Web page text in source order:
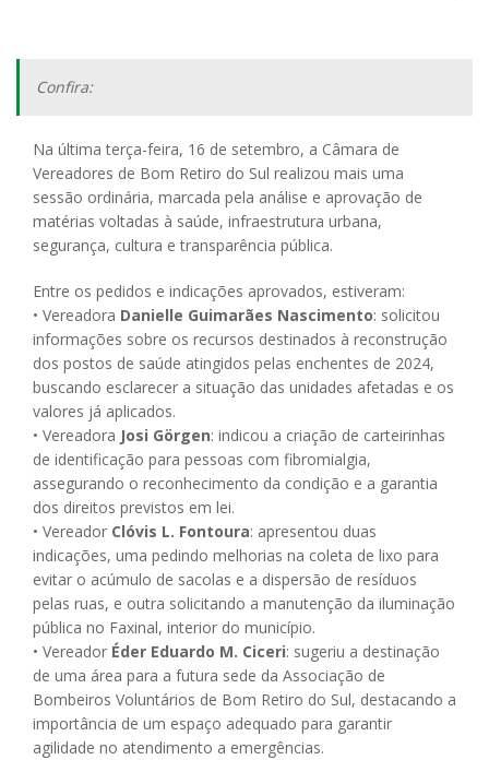
Confira:
Na última terça-feira, 16 de setembro, a Câmara de
Vereadores de Bom Retiro do Sul realizou mais uma
sessão ordinária, marcada pela análise e aprovação de
matérias voltadas à saúde, infraestrutura urbana,
segurança, cultura e transparência pública.
Entre os pedidos e indicações aprovados, estiveram:
• Vereadora Danielle Guimarães Nascimento: solicitou
informações sobre os recursos destinados à reconstrução
dos postos de saúde atingidos pelas enchentes de 2024,
buscando esclarecer a situação das unidades afetadas e os
valores já aplicados.
• Vereadora Josi Görgen: indicou a criação de carteirinhas
de identificação para pessoas com fibromialgia,
assegurando o reconhecimento da condição e a garantia
dos direitos previstos em lei.
• Vereador Clóvis L. Fontoura: apresentou duas
indicações, uma pedindo melhorias na coleta de lixo para
evitar o acúmulo de sacolas e a dispersão de resíduos
pelas ruas, e outra solicitando a manutenção da iluminação
pública no Faxinal, interior do município.
• Vereador Éder Eduardo M. Ciceri: sugeriu a destinação
de uma área para a futura sede da Associação de
Bombeiros Voluntários de Bom Retiro do Sul, destacando a
importância de um espaço adequado para garantir
agilidade no atendimento a emergências.